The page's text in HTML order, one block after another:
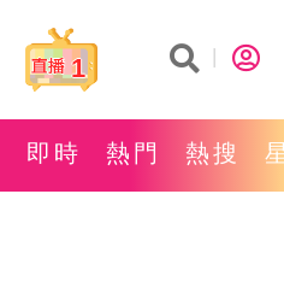
1
即時 熱門 熱搜